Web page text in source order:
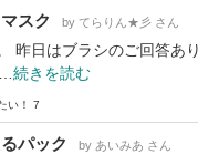
スク by てらりん★彡 さん
昨日はブラシのご回答あ
続きを読む
い！ 7
パック by あいみあ さん